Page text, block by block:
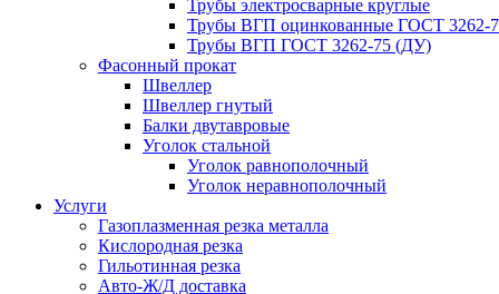
Трубы электросварные круглые
Трубы ВГП оцинкованные ГОСТ 3262-
Трубы ВГП ГОСТ 3262-75 (ДУ)
Фасонный прокат
Швеллер
Швеллер гнутый
Балки двутавровые
Уголок стальной
Уголок равнополочный
Уголок неравнополочный
Услуги
Газоплазменная резка металла
Кислородная резка
Гильотинная резка
Авто-Ж/Д доставка